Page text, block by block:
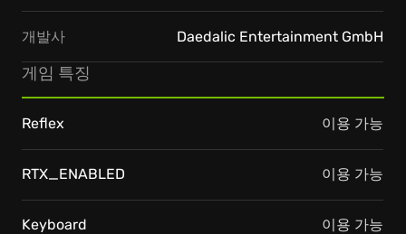
개발사 Daedalic Entertainment GmbH
게임 특징
Reflex 이용 가능
RTX_ENABLED 이용 가능
Keyboard 이용 가능